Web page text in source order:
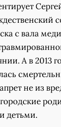
с вала
А в 2013
не из
детьми.